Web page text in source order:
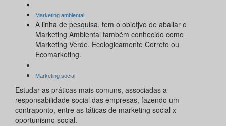
Marketing ambiental
A linha de pesquisa, tem o obietjvo de abaliar o
Marketing Ambiental também conhecido como
Marketing Verde, Ecologicamente Correto ou
Ecomarketing.
Marketing social
Estudar as práticas mais comuns, associadas a
responsabilidade social das empresas, fazendo um
contraponto, entre as táticas de marketing social x
oportunismo social.